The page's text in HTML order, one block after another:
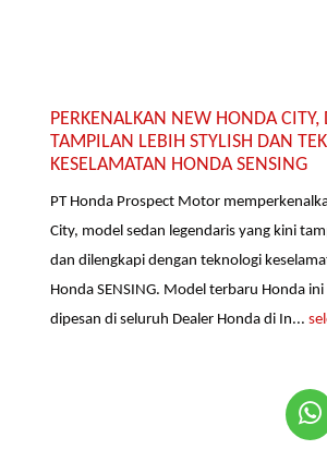
PERKENALKAN NEW HONDA CITY,
TAMPILAN LEBIH STYLISH DAN
KESELAMATAN HONDA SENSING
PT Honda Prospect Motor
City, model sedan legendaris yang kini
dan dilengkapi dengan teknologi
Honda SENSING. Model terbaru Honda
dipesan di seluruh Dealer Honda di In...